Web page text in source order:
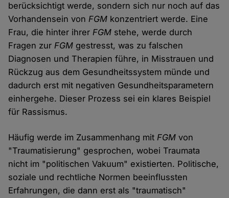
berücksichtigt werde, sondern sich nur noch auf das
Vorhandensein vonFGM konzentriert werde. Eine
Frau, die hinter ihrerFGM stehe, werde durch
Fragen zurFGM gestresst, was zu falschen
Diagnosen und Therapien führe, in Misstrauen und
Rückzug aus dem Gesundheitssystem münde und
dadurch erst mit negativen Gesundheitsparametern
einhergehe. Dieser Prozess sei ein klares Beispiel
für Rassismus.
Häufig werde im Zusammenhang mitFGM von
"Traumatisierung" gesprochen, wobei Traumata
nicht im "politischen Vakuum" existierten. Politische,
soziale und rechtliche Normen beeinflussten
Erfahrungen, die dann erst als "traumatisch"